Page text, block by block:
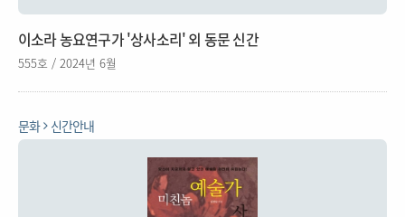
이소라 농요연구가 '상사소리' 외 동문 신간
555호 / 2024년 6월
문화 신간안내